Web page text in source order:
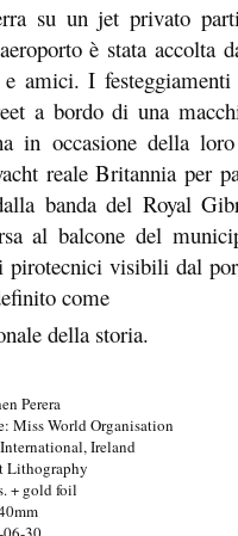
su un jet privato
è stata accolta
amici. I festeggiamenti
a bordo di una
in occasione della
reale Britannia per
banda del Royal
al balcone del
pirotecnici visibili dal
come
della storia.
Perera
Miss World Organisation
Ireland
Lithography
+ gold foil